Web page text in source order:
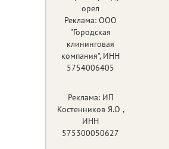
Реклама: ООО
"Городская
клининговая
компания", ИНН
5754006405
Реклама: ИП
Костенников Я.О ,
ИНН
575300050627